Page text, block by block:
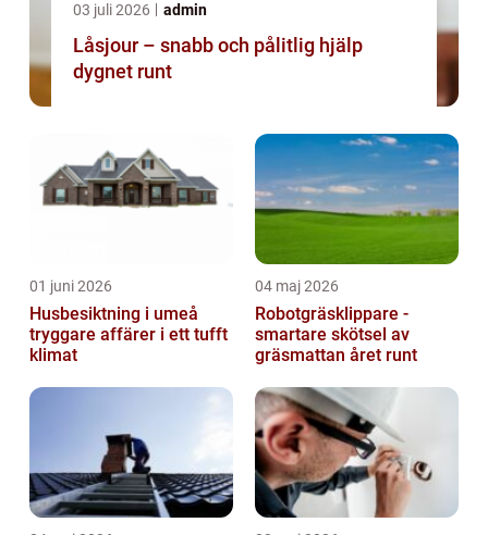
03 juli 2026 admin
Låsjour – snabb och pålitlig hjälp
dygnet runt
01 juni 2026
Husbesiktning i umeå
tryggare affärer i ett tufft
klimat
04 maj 2026
Robotgräsklippare -
smartare skötsel av
gräsmattan året runt